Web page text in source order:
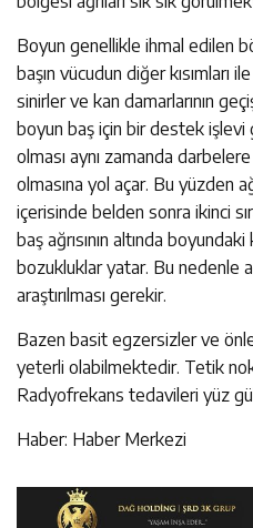
Boyun genellikle ihmal edilen
başın vücudun diğer kısımları
sinirler ve kan damarlarının
boyun baş için bir destek
olması aynı zamanda
olmasına yol açar. Bu yüzden
içerisinde belden sonra ikinci
baş ağrısının altında
bozukluklar yatar. Bu nedenle
araştırılması gerekir.
Bazen basit egzersizler ve
yeterli olabilmektedir. Tetik
Radyofrekans tedavileri yüz
Haber: Haber Merkezi